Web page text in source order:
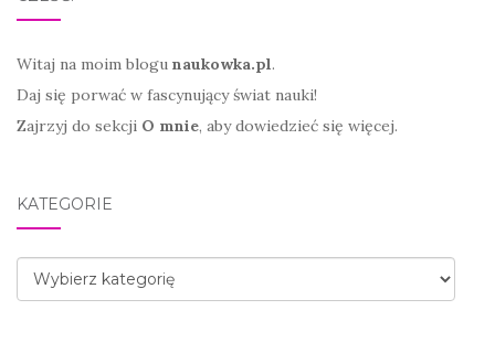
Witaj na moim blogu naukowka.pl.
Daj się porwać w fascynujący świat nauki!
Zajrzyj do sekcji O mnie, aby dowiedzieć się więcej.
KATEGORIE
Kategorie